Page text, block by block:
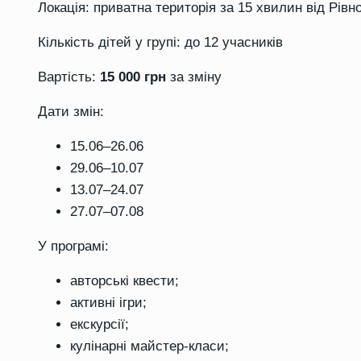
Локація: приватна територія за 15 хвилин від
Кількість дітей у групі: до 12 учасників
Вартість: 15 000 грн за зміну
Дати змін:
15.06–26.06
29.06–10.07
13.07–24.07
27.07–07.08
У програмі:
авторські квести;
активні ігри;
екскурсії;
кулінарні майстер-класи;